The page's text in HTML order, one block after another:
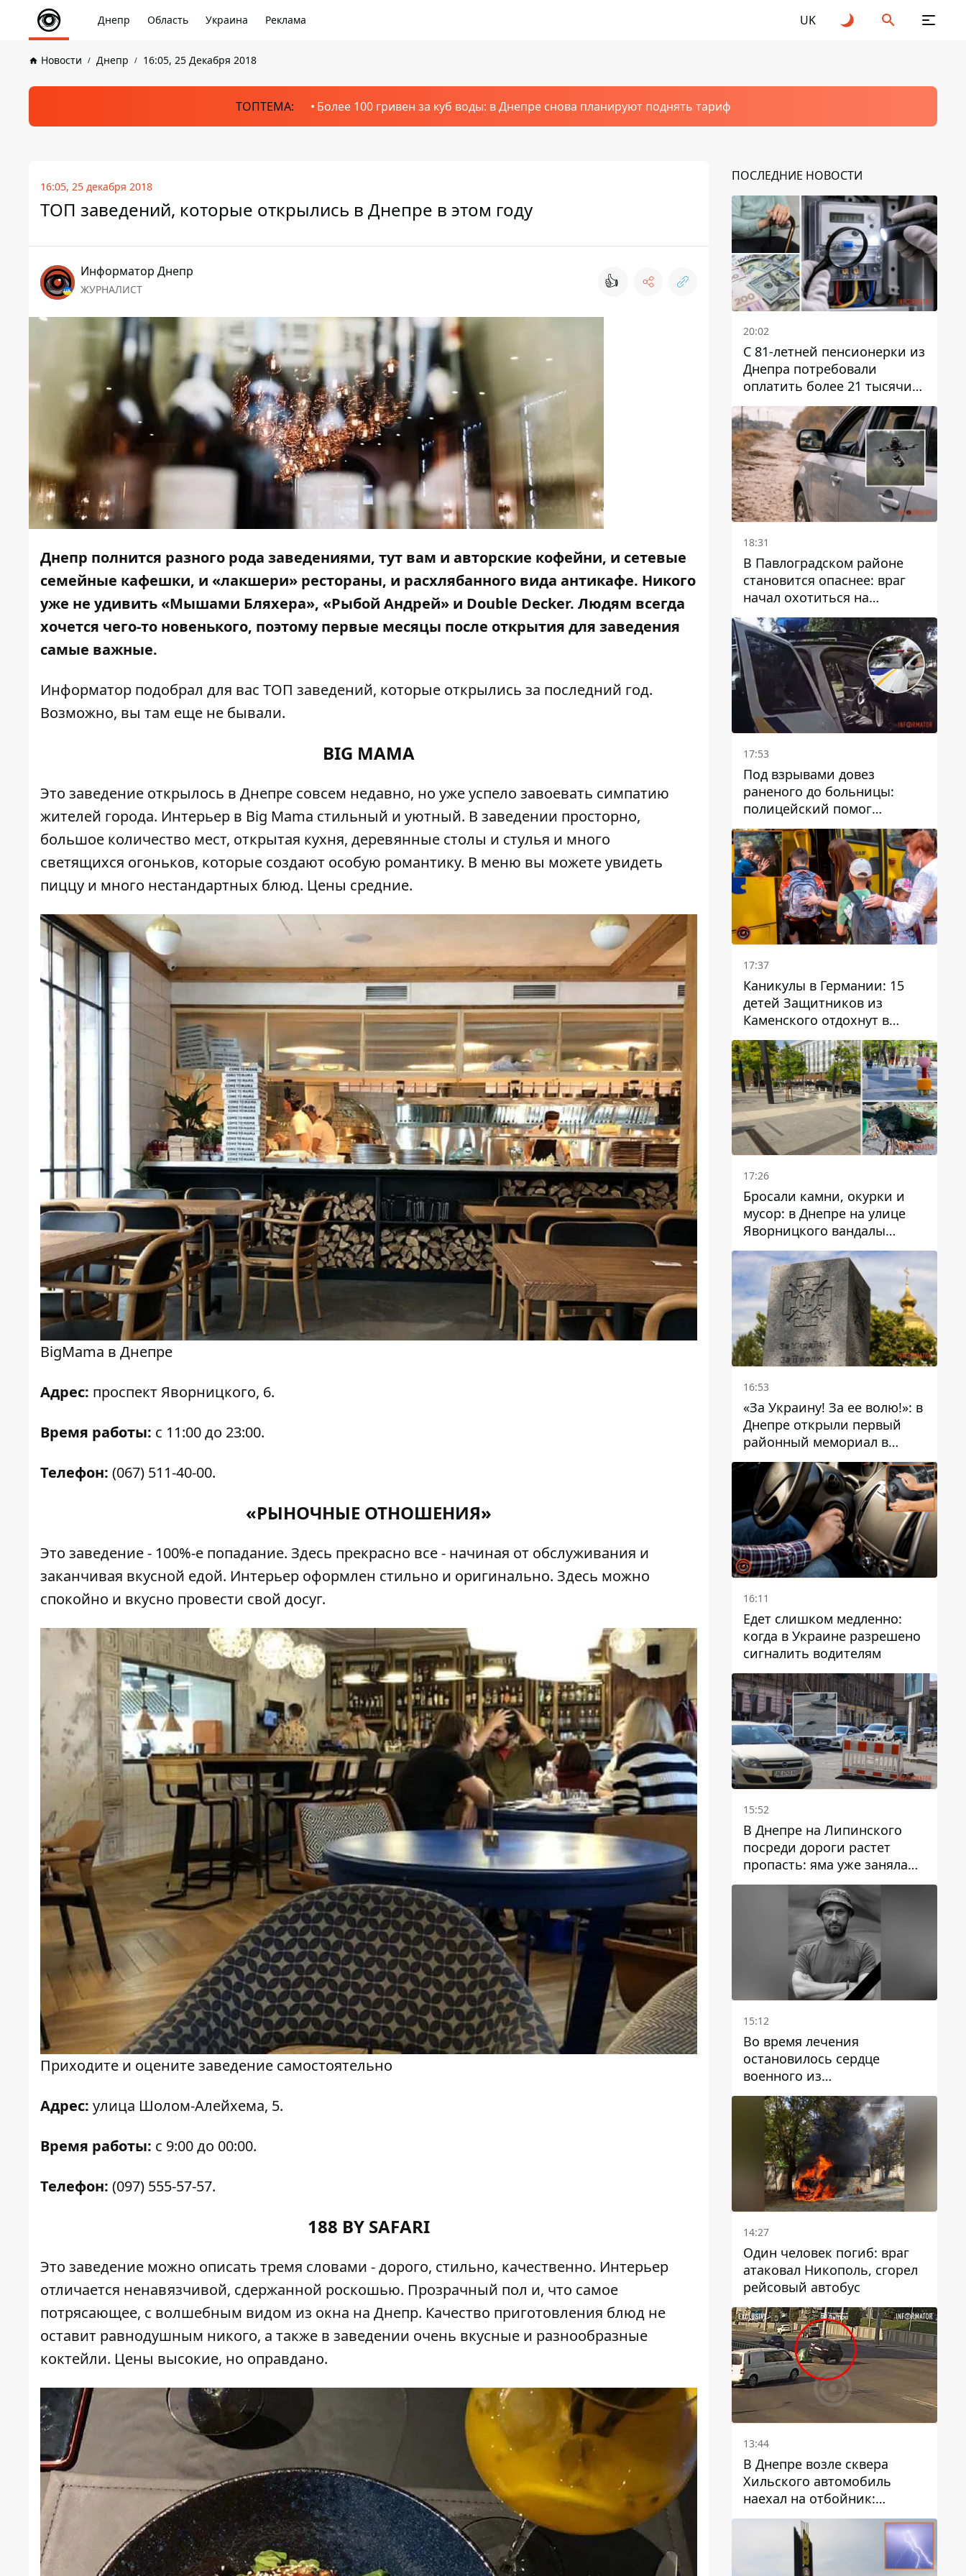
Днепр Область Украина Реклама UK
Новости Днепр 16:05, 25 Декабря 2018
ТОПТЕМА: Более 100 гривен за куб воды: в Днепре снова планируют поднять тариф
16:05, 25 декабря 2018
ТОП заведений, которые открылись в Днепре в этом году
Информатор Днепр
ЖУРНАЛИСТ 👍
Днепр полнится разного рода заведениями, тут вам и авторские кофейни, и сетевые
семейные кафешки, и «лакшери» рестораны, и расхлябанного вида антикафе. Никого
уже не удивить «Мышами Бляхера», «Рыбой Андрей» и Double Decker. Людям всегда
хочется чего-то новенького, поэтому первые месяцы после открытия для заведения
самые важные.
Информатор подобрал для вас ТОП заведений, которые открылись за последний год.
Возможно, вы там еще не бывали.
BIG MAMA
Это заведение открылось в Днепре совсем недавно, но уже успело завоевать симпатию
жителей города. Интерьер в Big Mama стильный и уютный. В заведении просторно,
большое количество мест, открытая кухня, деревянные столы и стулья и много
светящихся огоньков, которые создают особую романтику. В меню вы можете увидеть
пиццу и много нестандартных блюд. Цены средние.
BigMama в Днепре
Адрес: проспект Яворницкого, 6.
Время работы: с 11:00 до 23:00.
Телефон: (067) 511-40-00.
«РЫНОЧНЫЕ ОТНОШЕНИЯ»
Это заведение - 100%-е попадание. Здесь прекрасно все - начиная от обслуживания и
заканчивая вкусной едой. Интерьер оформлен стильно и оригинально. Здесь можно
спокойно и вкусно провести свой досуг.
Приходите и оцените заведение самостоятельно
Адрес: улица Шолом-Алейхема, 5.
Время работы: с 9:00 до 00:00.
Телефон: (097) 555-57-57.
188 BY SAFARI
Это заведение можно описать тремя словами - дорого, стильно, качественно. Интерьер
отличается ненавязчивой, сдержанной роскошью. Прозрачный пол и, что самое
потрясающее, с волшебным видом из окна на Днепр. Качество приготовления блюд не
оставит равнодушным никого, а также в заведении очень вкусные и разнообразные
коктейли. Цены высокие, но оправдано.
ПОСЛЕДНИЕ НОВОСТИ
20:02
С 81-летней пенсионерки из
Днепра потребовали
оплатить более 21 тысячи
гривен за "вмешательство в
работу счетчика"
18:31
В Павлоградском районе
становится опаснее: враг
начал охотиться на
гражданский и военный
транспорт
17:53
Под взрывами довез
раненого до больницы:
полицейский помог
пострадавшему после атаки
на Каменский район
17:37
Каникулы в Германии: 15
детей Защитников из
Каменского отдохнут в
Вуппертале
17:26
Бросали камни, окурки и
мусор: в Днепре на улице
Яворницкого вандалы
повредили питьевые
фонтаны
16:53
«За Украину! За ее волю!»: в
Днепре открыли первый
районный мемориал в
честь погибших
Защитников
16:11
Едет слишком медленно:
когда в Украине разрешено
сигналить водителям
15:52
В Днепре на Липинского
посреди дороги растет
пропасть: яма уже заняла
полосу движения
15:12
Во время лечения
остановилось сердце
военного из
Днепропетровской области
Ростислава Лупашко
14:27
Один человек погиб: враг
атаковал Никополь, сгорел
рейсовый автобус
13:44
В Днепре возле сквера
Хильского автомобиль
наехал на отбойник:
момент происшествия